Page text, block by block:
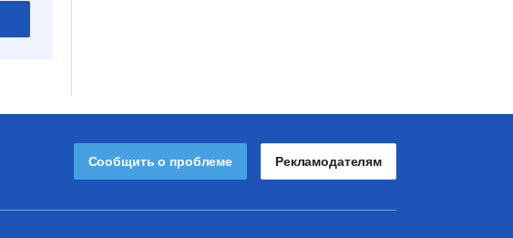
Сообщить о проблеме Рекламодателям